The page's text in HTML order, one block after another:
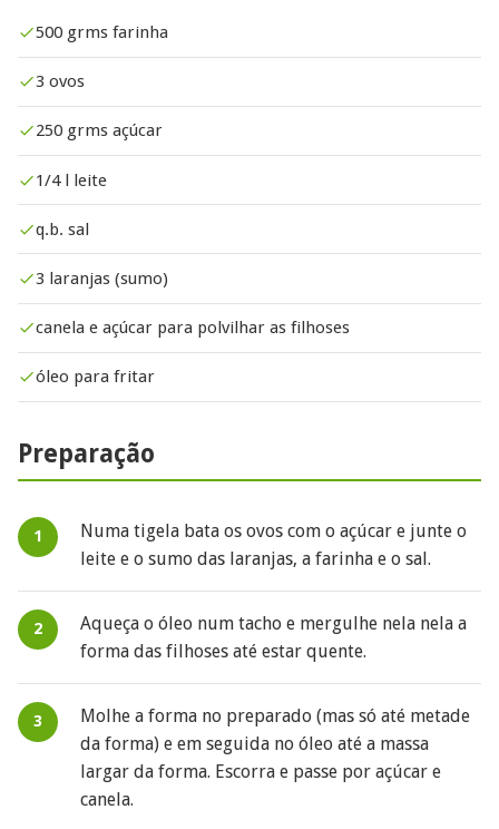
500 grms farinha
3 ovos
250 grms açúcar
1/4 l leite
q.b. sal
3 laranjas (sumo)
canela e açúcar para polvilhar as filhoses
óleo para fritar
Preparação
Numa tigela bata os ovos com o açúcar e junte o
leite e o sumo das laranjas, a farinha e o sal.
Aqueça o óleo num tacho e mergulhe nela nela a
forma das filhoses até estar quente.
Molhe a forma no preparado (mas só até metade
da forma) e em seguida no óleo até a massa
largar da forma. Escorra e passe por açúcar e
canela.